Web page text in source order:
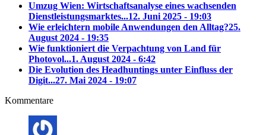
Umzug Wien: Wirtschaftsanalyse eines wachsenden
Dienstleistungsmarktes...12. Juni 2025 - 19:03
Wie erleichtern mobile Anwendungen den Alltag?25.
August 2024 - 19:35
Wie funktioniert die Verpachtung von Land für
Photovol...1. August 2024 - 6:42
Die Evolution des Headhuntings unter Einfluss der
Digit...27. Mai 2024 - 19:07
Kommentare